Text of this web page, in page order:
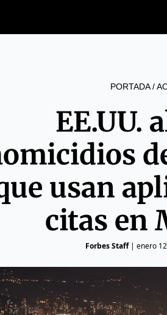
PORTADA/
EE.UU.
usan
citas en
Forbes Staff| enero